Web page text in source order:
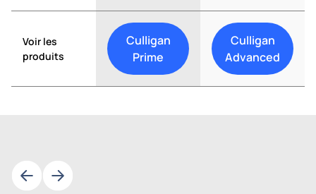
Voir les
produits
Culligan
Prime
Culligan
Advanced